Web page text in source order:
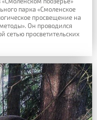
парка «Смоленское
просвещение на
Он проводился
сетью просветительских